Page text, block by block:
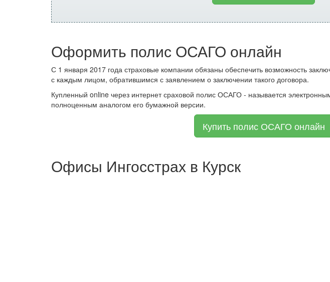
Оформить полис ОСАГО онлайн
С 1 января 2017 года страховые компании обязаны обеспечить возможность
с каждым лицом, обратившимся с заявлением о заключении такого договора.
Купленный online через интернет сраховой полис ОСАГО - называется
полноценным аналогом его бумажной версии.
Купить полис ОСАГО онлайн
Офисы Ингосстрах в Курск